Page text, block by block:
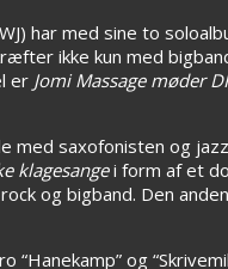
har med sine to
ikke kun med
er Jomi Massage møder
med saxofonisten og
klagesangei form af et
og bigband. Den
“Hanekamp” og